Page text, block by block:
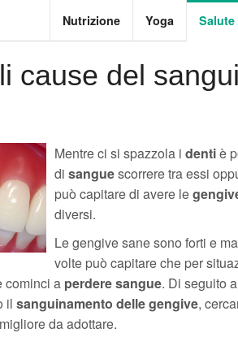
Nutrizione Yoga Salute
cause del
Mentre ci si spazzola i dentiè
di sanguescorrere tra essi
può capitare di avere le
diversi.
Le gengive sane sono forti e
volte può capitare che per
cominci a perdere sangue. Di seguito
il sanguinamento delle gengive,
da adottare.